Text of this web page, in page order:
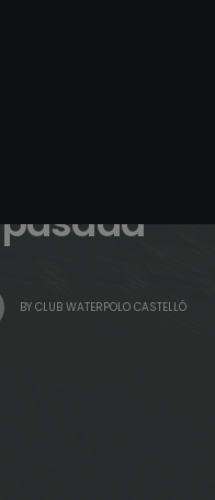
pasada
BY CLUB WATERPOLO CASTELLÓ